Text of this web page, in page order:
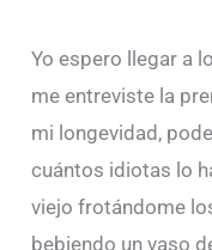
Yo espero llegar a
me entreviste la
mi longevidad,
cuántos idiotas lo
viejo frotándome
bebiendo un vaso